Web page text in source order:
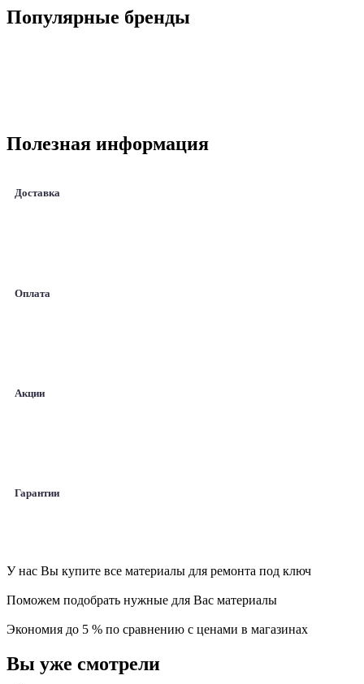
Популярные бренды
Полезная информация
Доставка
Оплата
Акции
Гарантии
У нас Вы купите все материалы для ремонта под ключ
Поможем подобрать нужные для Вас материалы
Экономия до 5 % по сравнению с ценами в магазинах
Вы уже смотрели